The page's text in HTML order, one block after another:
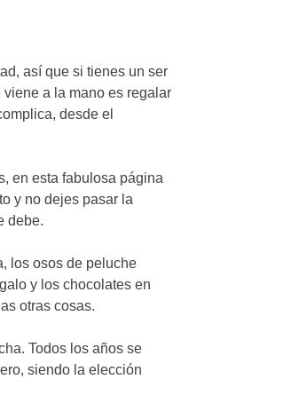
así que si tienes un ser
a la mano es regalar
desde el
en esta fabulosa página
y no dejes pasar la
debe.
los osos de peluche
y los chocolates en
otras cosas.
Todos los años se
siendo la elección